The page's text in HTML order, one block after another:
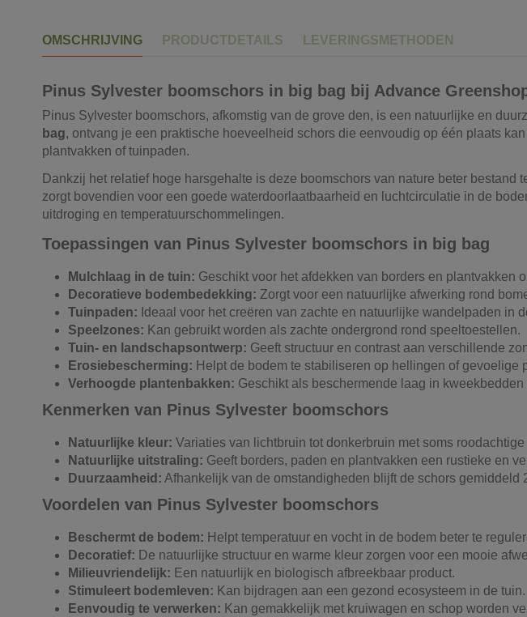
OMSCHRIJVING PRODUCTDETAILS LEVERINGSMETHODEN
Pinus Sylvester boomschors in big bag bij Advance
Pinus Sylvester boomschors, afkomstig van de grove den, is een natuurlijke en
bag, ontvang je een praktische hoeveelheid schors die eenvoudig op één plaats
plantvakken of tuinpaden.
Dankzij het relatief hoge harsgehalte is deze boomschors van nature beter
zorgt bovendien voor een goede waterdoorlaatbaarheid en luchtcirculatie in de
uitdroging en temperatuurschommelingen.
Toepassingen van Pinus Sylvester boomschors in big bag
Mulchlaag in de tuin: Geschikt voor het afdekken van borders en plantvakken
Decoratieve bodembedekking: Zorgt voor een natuurlijke afwerking rond
Tuinpaden: Ideaal voor het creëren van zachte en natuurlijke wandelpaden in
Speelzones: Kan gebruikt worden als zachte ondergrond rond speeltoestellen.
Tuin- en landschapsontwerp: Geeft structuur en contrast aan verschillende
Erosiebescherming: Helpt de bodem te stabiliseren op hellingen of gevoelige
Verhoogde plantenbakken: Geschikt als beschermende laag in
Kenmerken van Pinus Sylvester boomschors
Natuurlijke kleur: Variaties van lichtbruin tot donkerbruin met soms
Natuurlijke uitstraling: Geeft borders, paden en plantvakken een rustieke en
Duurzaamheid: Afhankelijk van de omstandigheden blijft de schors gemiddeld
Voordelen van Pinus Sylvester boomschors
Beschermt de bodem: Helpt temperatuur en vocht in de bodem beter te
Decoratief: De natuurlijke structuur en warme kleur zorgen voor een mooie
Milieuvriendelijk: Een natuurlijk en biologisch afbreekbaar product.
Stimuleert bodemleven: Kan bijdragen aan een gezond ecosysteem in de tuin.
Eenvoudig te verwerken: Kan gemakkelijk met kruiwagen en schop worden